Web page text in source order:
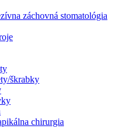
záchovná stomatológia
škrabky
chirurgia